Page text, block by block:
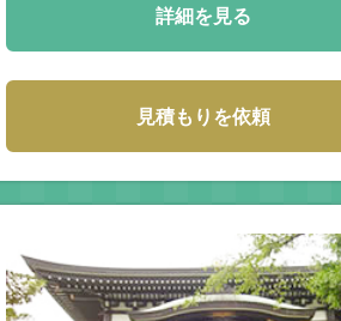
詳細を見る
見積もりを依頼